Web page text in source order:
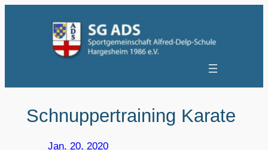
Schnuppertraining Karate
Jan. 20, 2020